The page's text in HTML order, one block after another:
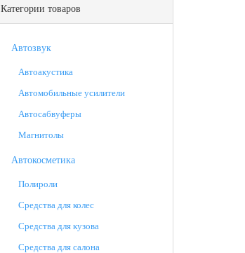
Категории товаров
Автозвук
Автоакустика
Автомобильные усилители
Автосабвуферы
Магнитолы
Автокосметика
Полироли
Средства для колес
Средства для кузова
Средства для салона